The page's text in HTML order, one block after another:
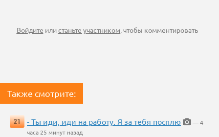
Войдите илистаньте участником, чтобы комментировать
Также смотрите:
21 - Ты иди, иди на работу. Я за тебя посплю
— 4
часа 25 минут назад